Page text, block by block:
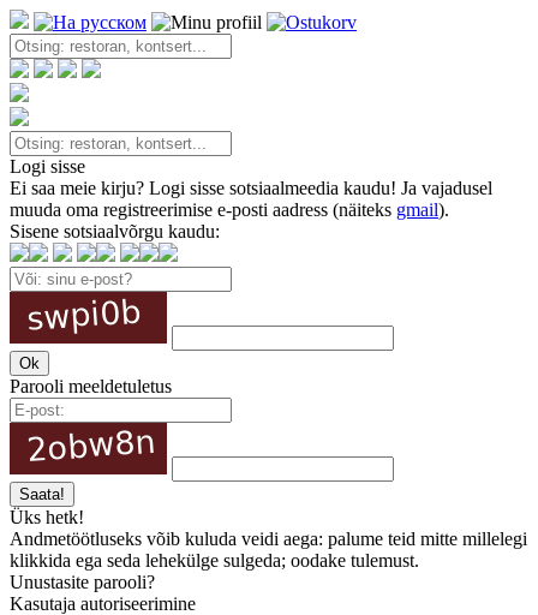
Logi sisse
Ei saa meie kirju? Logi sisse sotsiaalmeedia kaudu! Ja vajadusel
muuda oma registreerimise e-posti aadress (näiteks gmail).
Sisene sotsiaalvõrgu kaudu:
Parooli meeldetuletus
Üks hetk!
Andmetöötluseks võib kuluda veidi aega: palume teid mitte millelegi
klikkida ega seda lehekülge sulgeda; oodake tulemust.
Unustasite parooli?
Kasutaja autoriseerimine